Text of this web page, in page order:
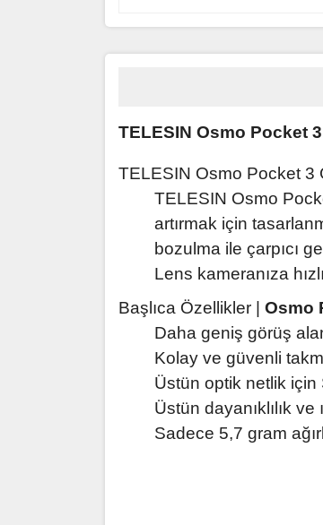
TELESIN Osmo Pocket
TELESIN Osmo Pocket 3
TELESIN Osmo
artırmak için
bozulma ile çarpıcı
Lens kameranıza
Başlıca Özellikler | Osmo
Daha geniş görüş
Kolay ve güvenli
Üstün optik netlik için
Üstün dayanıklılık
Sadece 5,7 gram